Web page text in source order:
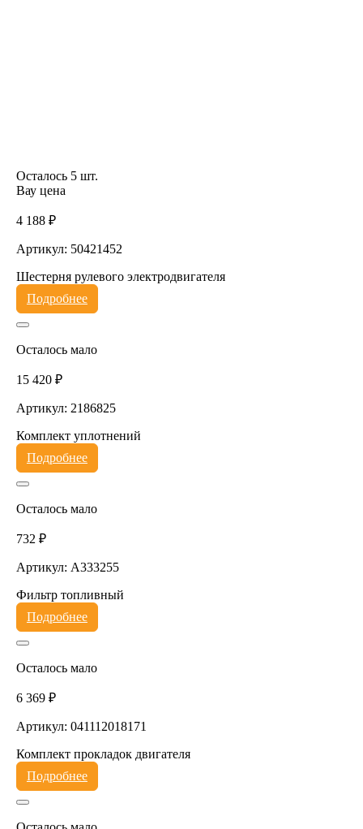
Осталось 5 шт.
Вау цена
4 188 ₽
Артикул: 50421452
Шестерня рулевого электродвигателя
Подробнее
Осталось мало
15 420 ₽
Артикул: 2186825
Комплект уплотнений
Подробнее
Осталось мало
732 ₽
Артикул: A333255
Фильтр топливный
Подробнее
Осталось мало
6 369 ₽
Артикул: 041112018171
Комплект прокладок двигателя
Подробнее